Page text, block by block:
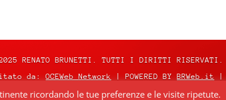
RENATO BRUNETTI. TUTTI I DIRITTI RISERVATI.
da:OCEWeb Network | POWERED BY BRWeb.it
ricordando le tue preferenze e le visite ripetute.